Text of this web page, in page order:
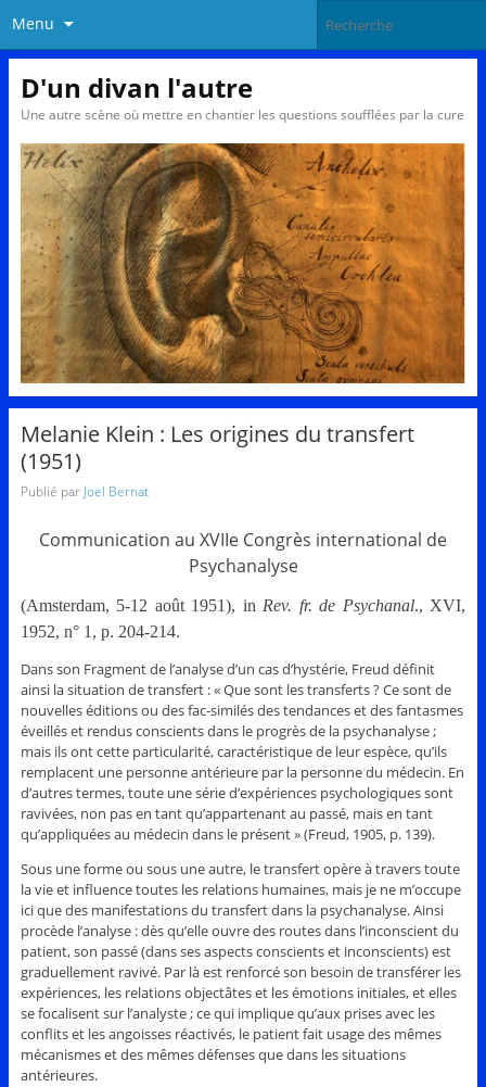
Menu
D'un divan l'autre
Une autre scène où mettre en chantier les questions soufflées par la cure
Melanie Klein : Les origines du transfert
(1951)
Publié par Joel Bernat
Communication au XVIIe Congrès international de
Psychanalyse
(Amsterdam, 5-12 août 1951), in Rev. fr. de Psychanal., XVI,
1952, n° 1, p. 204-214.
Dans son Fragment de l’analyse d’un cas d’hystérie, Freud définit
ainsi la situation de transfert : « Que sont les transferts ? Ce sont de
nouvelles éditions ou des fac-similés des tendances et des fantasmes
éveillés et rendus conscients dans le progrès de la psychanalyse ;
mais ils ont cette particularité, caractéristique de leur espèce, qu’ils
remplacent une personne antérieure par la personne du médecin. En
d’autres termes, toute une série d’expériences psychologiques sont
ravivées, non pas en tant qu’appartenant au passé, mais en tant
qu’appliquées au médecin dans le présent » (Freud, 1905, p. 139).
Sous une forme ou sous une autre, le transfert opère à travers toute
la vie et influence toutes les relations humaines, mais je ne m’occupe
ici que des manifestations du transfert dans la psychanalyse. Ainsi
procède l’analyse : dès qu’elle ouvre des routes dans l’inconscient du
patient, son passé (dans ses aspects conscients et inconscients) est
graduellement ravivé. Par là est renforcé son besoin de transférer les
expériences, les relations objectâtes et les émotions initiales, et elles
se focalisent sur l’analyste ; ce qui implique qu’aux prises avec les
conflits et les angoisses réactivés, le patient fait usage des mêmes
mécanismes et des mêmes défenses que dans les situations
antérieures.